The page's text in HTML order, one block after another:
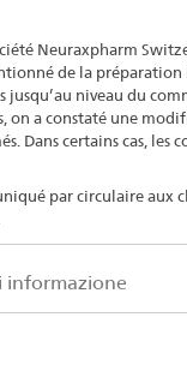
Neuraxpharm
de la préparation
jusqu’au niveau du
on a constaté une
Dans certains cas, les
par circulaire aux
informazione